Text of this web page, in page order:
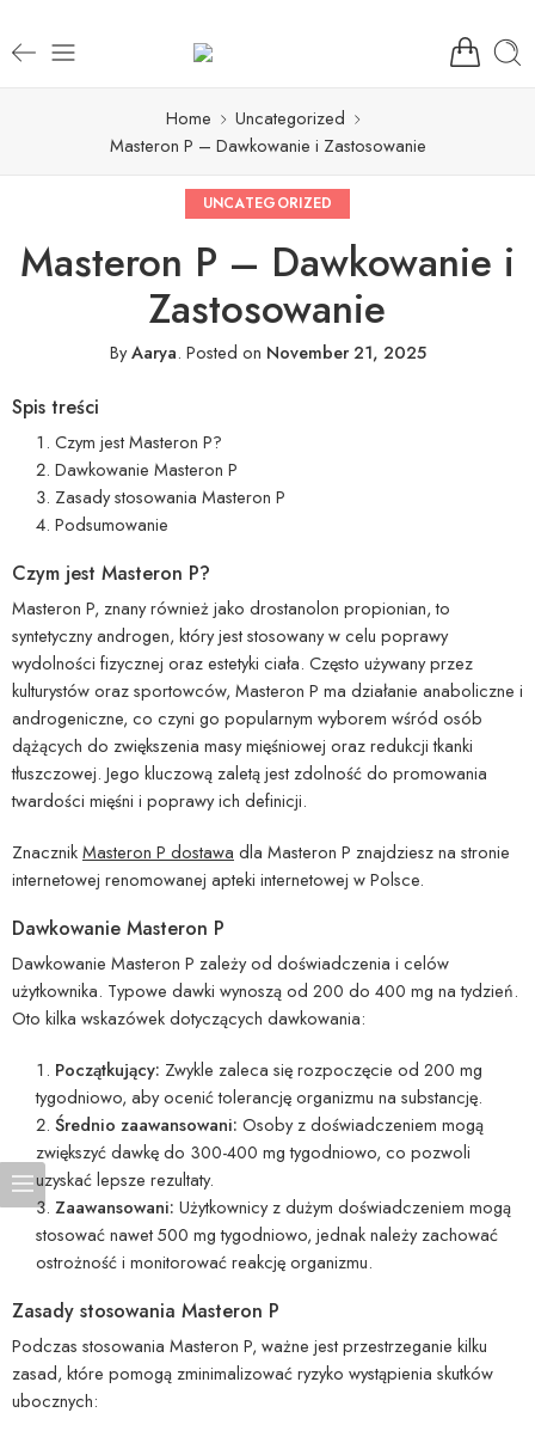
Home
Uncategorized
Masteron P – Dawkowanie i Zastosowanie
UNCATEGORIZED
Masteron P – Dawkowanie i
Zastosowanie
ByAarya. Posted on November 21, 2025
Spis treści
Czym jest Masteron P?
Dawkowanie Masteron P
Zasady stosowania Masteron P
Podsumowanie
Czym jest Masteron P?
Masteron P, znany również jako drostanolon propionian, to
syntetyczny androgen, który jest stosowany w celu poprawy
wydolności fizycznej oraz estetyki ciała. Często używany przez
kulturystów oraz sportowców, Masteron P ma działanie anaboliczne i
androgeniczne, co czyni go popularnym wyborem wśród osób
dążących do zwiększenia masy mięśniowej oraz redukcji tkanki
tłuszczowej. Jego kluczową zaletą jest zdolność do promowania
twardości mięśni i poprawy ich definicji.
ZnacznikMasteron P dostawa dla Masteron P znajdziesz na stronie
internetowej renomowanej apteki internetowej w Polsce.
Dawkowanie Masteron P
Dawkowanie Masteron P zależy od doświadczenia i celów
użytkownika. Typowe dawki wynoszą od 200 do 400 mg na tydzień.
Oto kilka wskazówek dotyczących dawkowania:
Początkujący: Zwykle zaleca się rozpoczęcie od 200 mg
tygodniowo, aby ocenić tolerancję organizmu na substancję.
Średnio zaawansowani: Osoby z doświadczeniem mogą
zwiększyć dawkę do 300-400 mg tygodniowo, co pozwoli
uzyskać lepsze rezultaty.
Zaawansowani: Użytkownicy z dużym doświadczeniem mogą
stosować nawet 500 mg tygodniowo, jednak należy zachować
ostrożność i monitorować reakcję organizmu.
Zasady stosowania Masteron P
Podczas stosowania Masteron P, ważne jest przestrzeganie kilku
zasad, które pomogą zminimalizować ryzyko wystąpienia skutków
ubocznych: